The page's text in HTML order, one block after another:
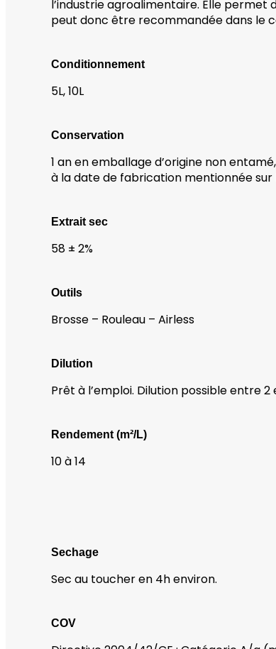
l’industrie agroalimentaire. Elle
peut donc être recommandée dans le
Conditionnement
5L, 10L
Conservation
1 an en emballage d’origine non
à la date de fabrication mentionnée sur
Extrait sec
58 ± 2%
Outils
Brosse – Rouleau – Airless
Dilution
Prêt à l’emploi. Dilution possible entre 2
Rendement (m²/L)
10 à 14
Sechage
Sec au toucher en 4h environ.
COV